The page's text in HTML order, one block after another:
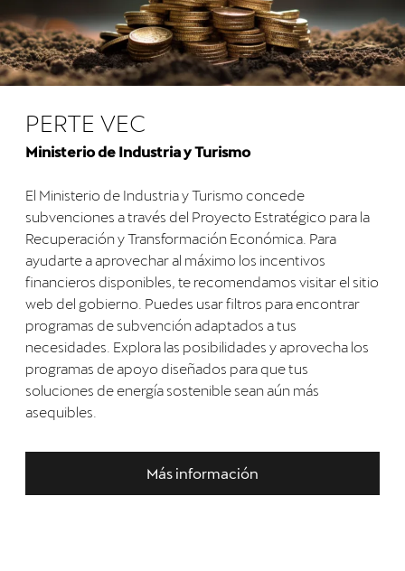
PERTE VEC
Ministerio de Industria y Turismo
El Ministerio de Industria y Turismo concede
subvenciones a través del Proyecto Estratégico para la
Recuperación y Transformación Económica. Para
ayudarte a aprovechar al máximo los incentivos
financieros disponibles, te recomendamos visitar el sitio
web del gobierno. Puedes usar filtros para encontrar
programas de subvención adaptados a tus
necesidades. Explora las posibilidades y aprovecha los
programas de apoyo diseñados para que tus
soluciones de energía sostenible sean aún más
asequibles.
Más información